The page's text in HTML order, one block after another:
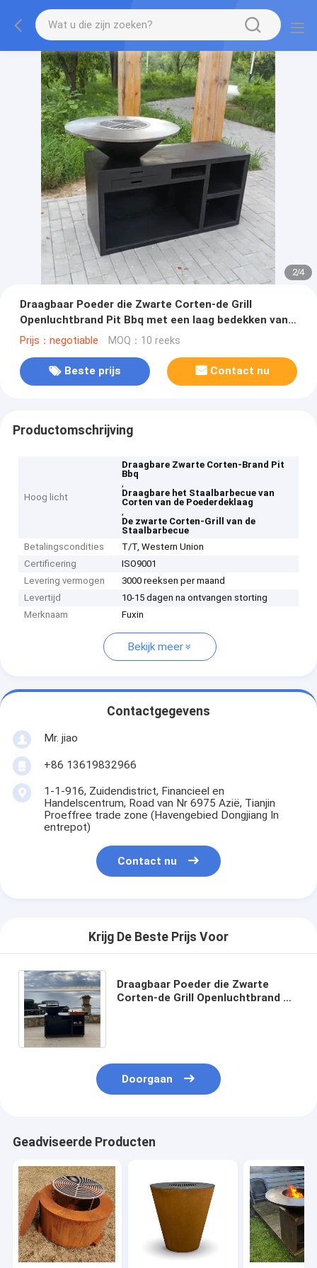
2/4
Draagbaar Poeder die Zwarte Corten-de Grill
Openluchtbrand Pit Bbq met een laag bedekken van
de Staalbarbecue
Prijs：negotiable MOQ：10 reeks
Beste prijs Contact nu
Productomschrijving
Hoog licht
Draagbare Zwarte Corten-Brand Pit
Bbq
,
Draagbare het Staalbarbecue van
Corten van de Poederdeklaag
,
De zwarte Corten-Grill van de
Staalbarbecue
Betalingscondities
T/T, Western Union
Certificering
ISO9001
Levering vermogen
3000 reeksen per maand
Levertijd
10-15 dagen na ontvangen storting
Merknaam
Fuxin
Bekijk meer
Contactgegevens
Mr. jiao
+86 13619832966
1-1-916, Zuidendistrict, Financieel en
Handelscentrum, Road van Nr 6975 Azië, Tianjin
Proeffree trade zone (Havengebied Dongjiang In
entrepot)
Contact nu
Krijg De Beste Prijs Voor
Draagbaar Poeder die Zwarte
Corten-de Grill Openluchtbrand Pit
Doorgaan
Geadviseerde Producten